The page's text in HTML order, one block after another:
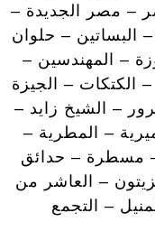
– مصر الجديدة –
البساتين – حلوان
– المهندسين –
الكتكات – الجيزة
– الشيخ زايد –
– المطرية –
مسطرة – حدائق
– العاشر من
– التجمع